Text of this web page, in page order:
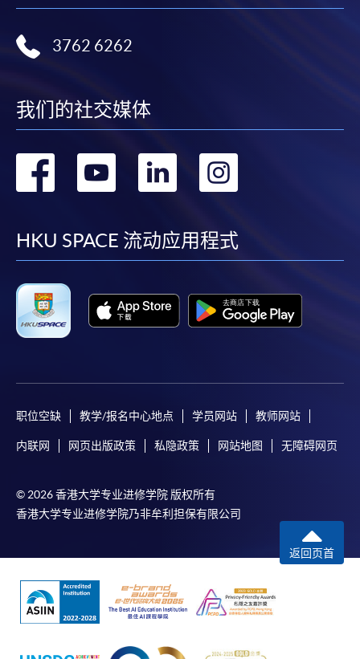
3762 6262
我们的社交媒体
转
facebook
转
youtube
转
linkedin
转
HKU SPACE 流动应用程式
职位空缺 教学/报名中心地点 学员网站 教师网站
内联网 网页出版政策 私隐政策 网站地图 无障碍网页
© 2026 香港大学专业进修学院 版权所有
香港大学专业进修学院乃非牟利担保有限公司
返回页首